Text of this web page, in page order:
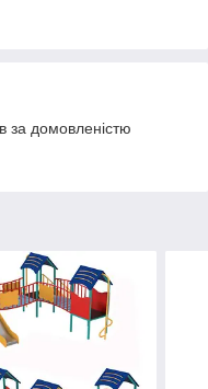
за домовленістю